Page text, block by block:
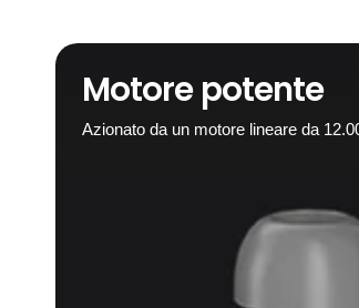
Motore potente
Azionato da un motore lineare da